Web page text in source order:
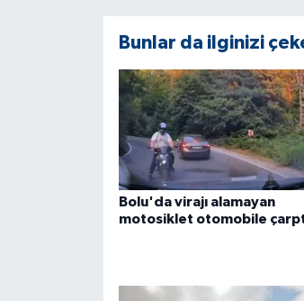
Bunlar da ilginizi
Bolu'da virajı alamayan
motosiklet otomobile
SPOR HABERLERİ
TEKNOLOJİ